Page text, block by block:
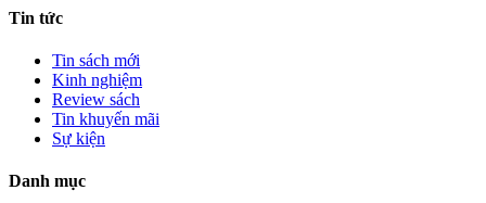
Tin tức
Tin sách mới
Kinh nghiệm
Review sách
Tin khuyến mãi
Sự kiện
Danh mục